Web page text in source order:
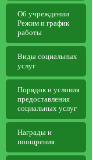
Об учреждении
Режим и график
работы
Виды социальных
услуг
Порядок и условия
предоставления
социальных услуг
Награды и
поощрения